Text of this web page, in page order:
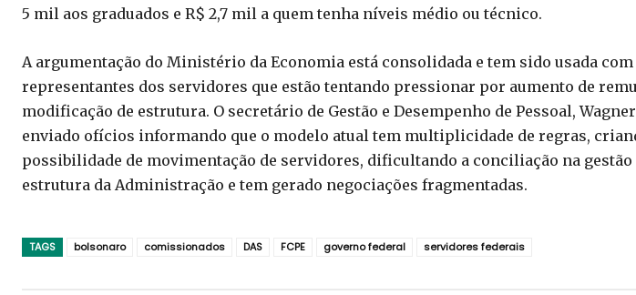
5 mil aos graduados e R$ 2,7 mil a quem tenha níveis médio ou técnico.
A argumentação do Ministério da Economia está consolidada e tem sido usada com
representantes dos servidores que estão tentando pressionar por aumento de
modificação de estrutura. O secretário de Gestão e Desempenho de Pessoal,
enviado ofícios informando que o modelo atual tem multiplicidade de regras,
possibilidade de movimentação de servidores, dificultando a conciliação na gestão
estrutura da Administração e tem gerado negociações fragmentadas.
TAGS bolsonaro comissionados DAS FCPE governo federal servidores federais